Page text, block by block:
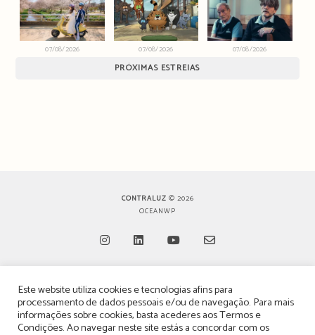
07/08/2026 07/08/2026 07/08/2026
PRÓXIMAS ESTREIAS
CONTRALUZ © 2026
OCEANWP
in
a
new
in
a
new
in
a
new
in
a
new
TERMOS, CONDIÇÕES & POLÍTICA DE PRIVACIDADE
ESTATUTO EDITORIAL
Este website utiliza cookies e tecnologias afins para
processamento de dados pessoais e/ou de navegação. Para mais
informações sobre cookies, basta acederes aosTermos e
Condições. Ao navegar neste site estás a concordar com os